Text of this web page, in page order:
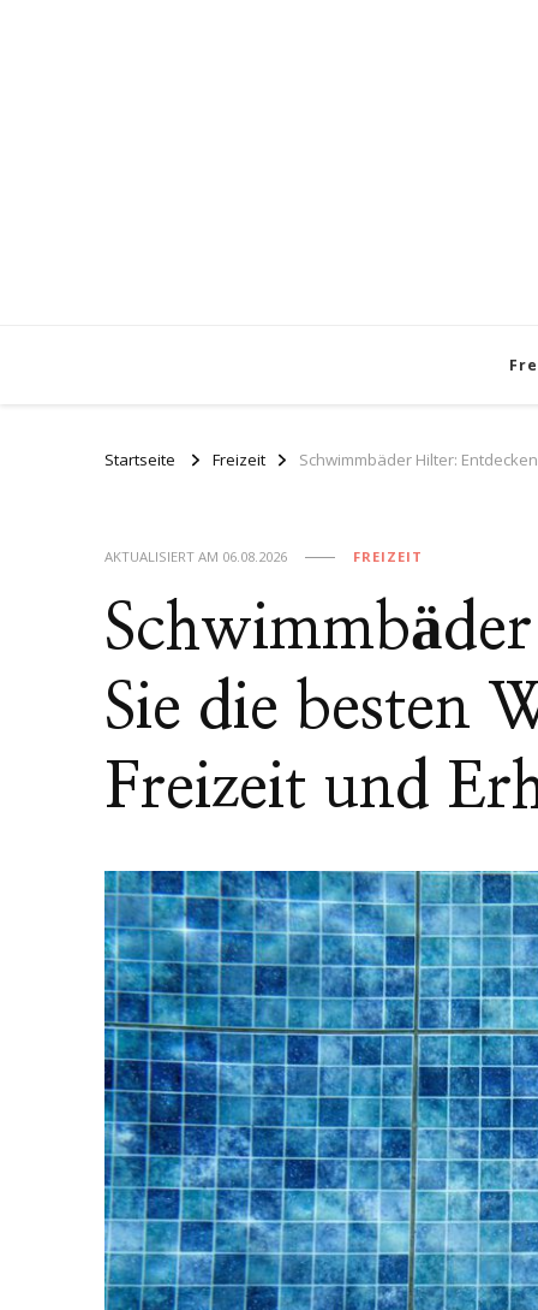
Startseite Freizeit Schwimmbäder Hilter:
AKTUALISIERT AM 06.08.2026 FREIZEIT
Sie die besten
Freizeit und